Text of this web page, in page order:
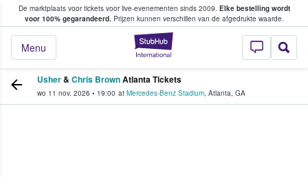
De marktplaats voor tickets voor live-evenementen sinds 2009. Elke bestelling wordt
voor 100% gegarandeerd.Prijzen kunnen verschillen van de afgedrukte waarde.
StubHub: waar
Menu
tickets kopen en verkopen
Usher& Chris BrownAtlanta Tickets
wo 11 nov. 2026 • 19:00 at Mercedes-Benz Stadium, Atlanta, GA